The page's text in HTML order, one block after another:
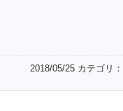
2018/05/25 カテゴリ：